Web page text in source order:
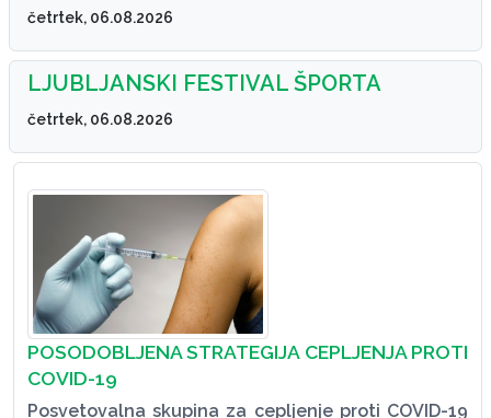
četrtek, 06.08.2026
LJUBLJANSKI FESTIVAL ŠPORTA
četrtek, 06.08.2026
POSODOBLJENA STRATEGIJA CEPLJENJA PROTI
COVID-19
Posvetovalna skupina za cepljenje proti COVID-19